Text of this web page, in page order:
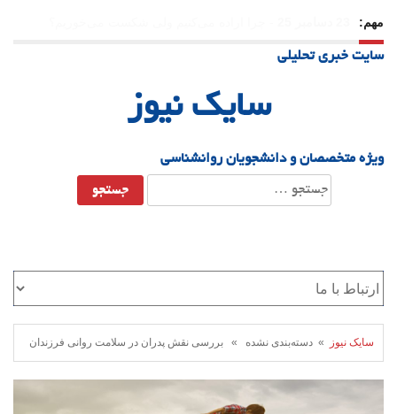
مهم:
سایت خبری تحلیلی
سایک نیوز
ویژه متخصصان و دانشجویان روانشناسی
جستجو
برای:
سایک نیوز » دسته‌بندی نشده » بررسی نقش پدران در سلامت روانی فرزندان